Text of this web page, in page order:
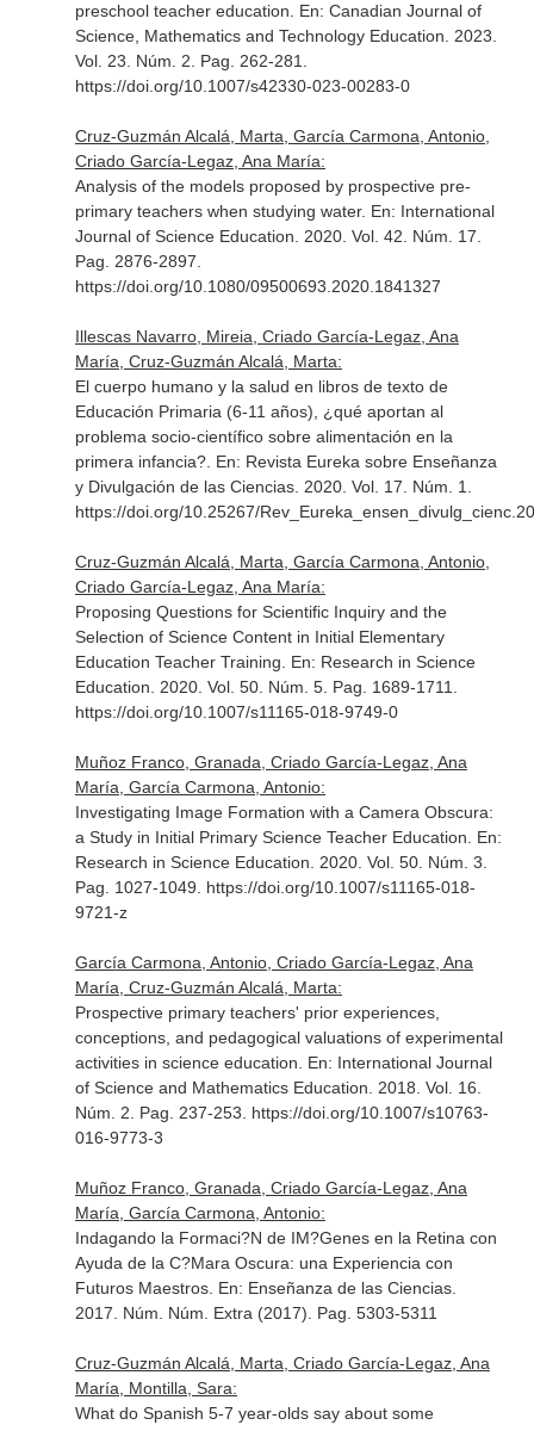
preschool teacher education. En: Canadian Journal of
Science, Mathematics and Technology Education . 2023.
Vol. 23. Núm. 2. Pag. 262-281.
https://doi.org/10.1007/s42330-023-00283-0
Cruz-Guzmán Alcalá, Marta, García Carmona, Antonio,
Criado García-Legaz, Ana María:
Analysis of the models proposed by prospective pre-
primary teachers when studying water. En: International
Journal of Science Education . 2020. Vol. 42. Núm. 17.
Pag. 2876-2897.
https://doi.org/10.1080/09500693.2020.1841327
Illescas Navarro, Mireia, Criado García-Legaz, Ana
María, Cruz-Guzmán Alcalá, Marta:
El cuerpo humano y la salud en libros de texto de
Educación Primaria (6-11 años), ¿qué aportan al
problema socio-científico sobre alimentación en la
primera infancia?. En: Revista Eureka sobre Enseñanza
y Divulgación de las Ciencias. 2020. Vol. 17. Núm. 1.
https://doi.org/10.25267/
Cruz-Guzmán Alcalá, Marta, García Carmona, Antonio,
Criado García-Legaz, Ana María:
Proposing Questions for Scientific Inquiry and the
Selection of Science Content in Initial Elementary
Education Teacher Training. En: Research in Science
Education . 2020. Vol. 50. Núm. 5. Pag. 1689-1711.
https://doi.org/10.1007/s11165-018-9749-0
Muñoz Franco, Granada, Criado García-Legaz, Ana
María, García Carmona, Antonio:
Investigating Image Formation with a Camera Obscura:
a Study in Initial Primary Science Teacher Education. En:
Research in Science Education . 2020. Vol. 50. Núm. 3.
Pag. 1027-1049. https://doi.org/10.1007/s11165-018-
9721-z
García Carmona, Antonio, Criado García-Legaz, Ana
María, Cruz-Guzmán Alcalá, Marta:
Prospective primary teachers' prior experiences,
conceptions, and pedagogical valuations of experimental
activities in science education. En: International Journal
of Science and Mathematics Education . 2018. Vol. 16.
Núm. 2. Pag. 237-253. https://doi.org/10.1007/s10763-
016-9773-3
Muñoz Franco, Granada, Criado García-Legaz, Ana
María, García Carmona, Antonio:
Indagando la Formaci?N de IM?Genes en la Retina con
Ayuda de la C?Mara Oscura: una Experiencia con
Futuros Maestros. En: Enseñanza de las Ciencias.
2017. Núm. Núm. Extra (2017). Pag. 5303-5311
Cruz-Guzmán Alcalá, Marta, Criado García-Legaz, Ana
María, Montilla, Sara:
What do Spanish 5-7 year-olds say about some